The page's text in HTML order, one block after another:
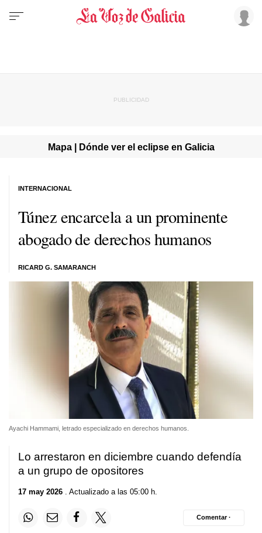
Mapa | Dónde ver el eclipse en Galicia
Túnez encarcela a un prominente
abogado de derechos humanos
RICARD G. SAMARANCH
INTERNACIONAL
Ayachi Hammami, letrado especializado en derechos humanos.
Lo arrestaron en diciembre cuando defendía
a un grupo de opositores
17 may 2026 . Actualizado a las 05:00 h.
Comentar ·